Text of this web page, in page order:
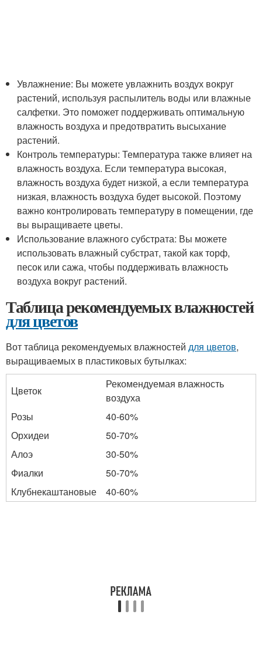
Увлажнение: Вы можете увлажнить воздух вокруг
растений, используя распылитель воды или влажные
салфетки. Это поможет поддерживать оптимальную
влажность воздуха и предотвратить высыхание
растений.
Контроль температуры: Температура также влияет на
влажность воздуха. Если температура высокая,
влажность воздуха будет низкой, а если температура
низкая, влажность воздуха будет высокой. Поэтому
важно контролировать температуру в помещении, где
вы выращиваете цветы.
Использование влажного субстрата: Вы можете
использовать влажный субстрат, такой как торф,
песок или сажа, чтобы поддерживать влажность
воздуха вокруг растений.
Таблица рекомендуемых влажностей
для цветов
Вот таблица рекомендуемых влажностей для цветов,
выращиваемых в пластиковых бутылках:
Цветок
Рекомендуемая влажность
воздуха
Розы
40-60%
Орхидеи
50-70%
Алоэ
30-50%
Фиалки
50-70%
Клубнекаштановые
40-60%